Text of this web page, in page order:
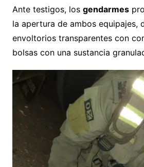
Ante testigos, los gendarmes
la apertura de ambos equipajes,
envoltorios transparentes con
bolsas con una sustancia